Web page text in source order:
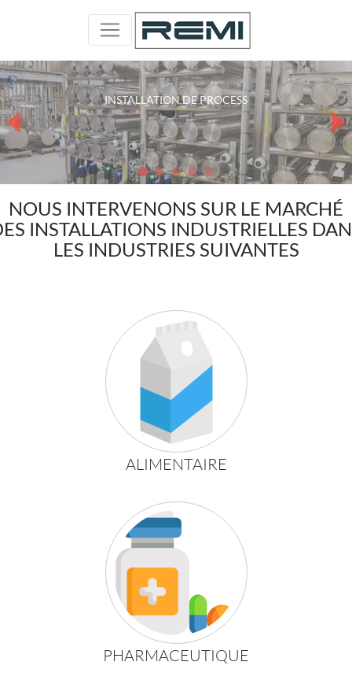
INSTALLATION DE PROCESS
INSTALLATIONS TECHNOLOGIQUES
DÉPLACEMENTS D'ÉQUIPEMENTS ET D'INSTALLATIONS
SYSTÈMES ACIER INOXYDABLE
LIGNES TECHNOLOGIQUES COMPLÈTES
NOUS INTERVENONS SUR LE MARCHÉ
INSTALLATIONS INDUSTRIELLES
LES INDUSTRIES SUIVANTES
ALIMENTAIRE
PHARMACEUTIQUE